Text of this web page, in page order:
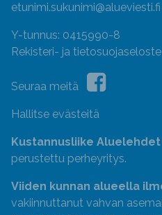
etunimi.sukunimi@alueviesti.fi
Y-tunnus: 0415990-8
Rekisteri- ja tietosuojaseloste
Seuraa meitä
Hallitse evästeitä
Kustannusliike Aluelehdet
perustettu perheyritys.
Viiden kunnan alueella
vakiinnuttanut vahvan